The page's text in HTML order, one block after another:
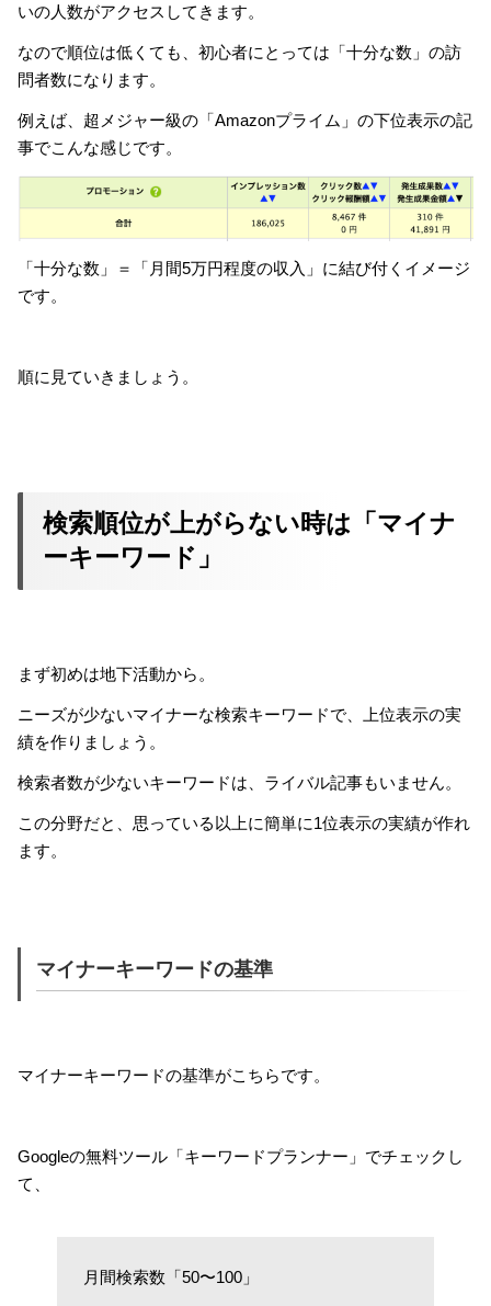
いの人数がアクセスしてきます。
なので順位は低くても、初心者にとっては「十分な数」の訪
問者数になります。
例えば、超メジャー級の「Amazonプライム」の下位表示の記
事でこんな感じです。
「十分な数」＝「月間5万円程度の収入」に結び付くイメージ
です。
順に見ていきましょう。
検索順位が上がらない時は「マイナ
ーキーワード」
まず初めは地下活動から。
ニーズが少ないマイナーな検索キーワードで、上位表示の実
績を作りましょう。
検索者数が少ないキーワードは、ライバル記事もいません。
この分野だと、思っている以上に簡単に1位表示の実績が作れ
ます。
マイナーキーワードの基準
マイナーキーワードの基準がこちらです。
Googleの無料ツール「キーワードプランナー」でチェックし
て、
月間検索数「50〜100」